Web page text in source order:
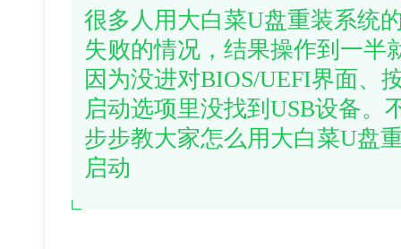
很多人用大白菜U盘重装系统
失败的情况，结果操作到一半
因为没进对BIOS/UEFI界面、
启动选项里没找到USB设备。
步步教大家怎么用大白菜U盘
启动